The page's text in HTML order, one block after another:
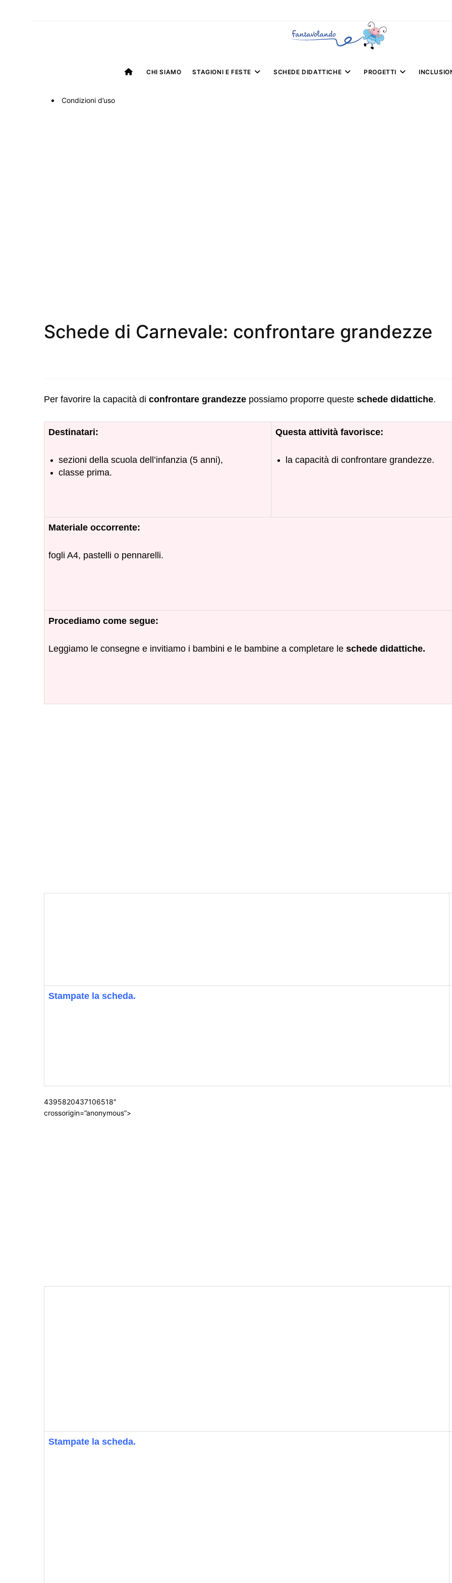
CHI SIAMO STAGIONI E FESTE SCHEDE DIDATTICHE PROGETTI
Condizioni d’uso
Schede di Carnevale: confrontare grandezze
Per favorire la capacità di confrontare grandezze possiamo proporre queste schede didattiche.
Destinatari:
sezioni della scuola dell’infanzia (5 anni),
classe prima.
Questa attività favorisce:
la capacità di confrontare grandezze.
Materiale occorrente:
fogli A4, pastelli o pennarelli.
Procediamo come segue:
Leggiamo le consegne e invitiamo i bambini e le bambine a completare le schede didattiche.
Stampate la scheda.
4395820437106518″
crossorigin=”anonymous”>
Stampate la scheda.